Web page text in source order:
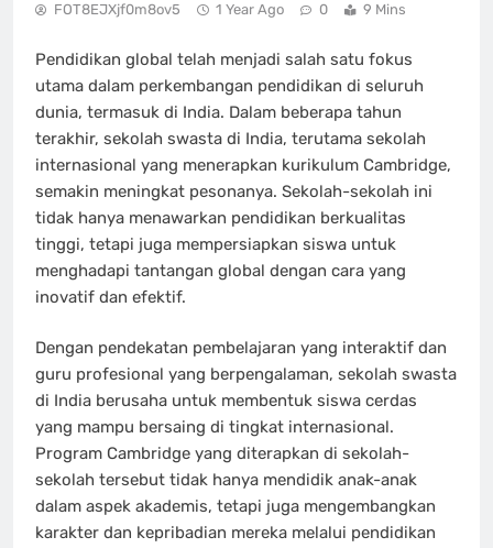
FOT8EJXjf0m8ov5 1 Year Ago 0 9 Mins
Pendidikan global telah menjadi salah satu fokus
utama dalam perkembangan pendidikan di seluruh
dunia, termasuk di India. Dalam beberapa tahun
terakhir, sekolah swasta di India, terutama sekolah
internasional yang menerapkan kurikulum Cambridge,
semakin meningkat pesonanya. Sekolah-sekolah ini
tidak hanya menawarkan pendidikan berkualitas
tinggi, tetapi juga mempersiapkan siswa untuk
menghadapi tantangan global dengan cara yang
inovatif dan efektif.
Dengan pendekatan pembelajaran yang interaktif dan
guru profesional yang berpengalaman, sekolah swasta
di India berusaha untuk membentuk siswa cerdas
yang mampu bersaing di tingkat internasional.
Program Cambridge yang diterapkan di sekolah-
sekolah tersebut tidak hanya mendidik anak-anak
dalam aspek akademis, tetapi juga mengembangkan
karakter dan kepribadian mereka melalui pendidikan